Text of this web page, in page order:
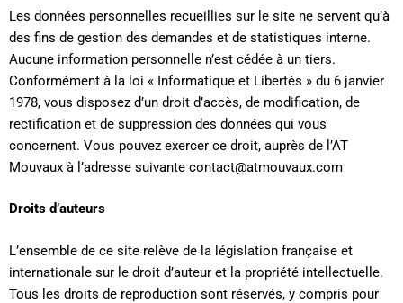
Les données personnelles recueillies sur le site ne servent qu’à
des fins de gestion des demandes et de statistiques interne.
Aucune information personnelle n’est cédée à un tiers.
Conformément à la loi « Informatique et Libertés » du 6 janvier
1978, vous disposez d’un droit d’accès, de modification, de
rectification et de suppression des données qui vous
concernent. Vous pouvez exercer ce droit, auprès de l’AT
Mouvaux à l’adresse suivante contact@atmouvaux.com
Droits d’auteurs
L’ensemble de ce site relève de la législation française et
internationale sur le droit d’auteur et la propriété intellectuelle.
Tous les droits de reproduction sont réservés, y compris pour